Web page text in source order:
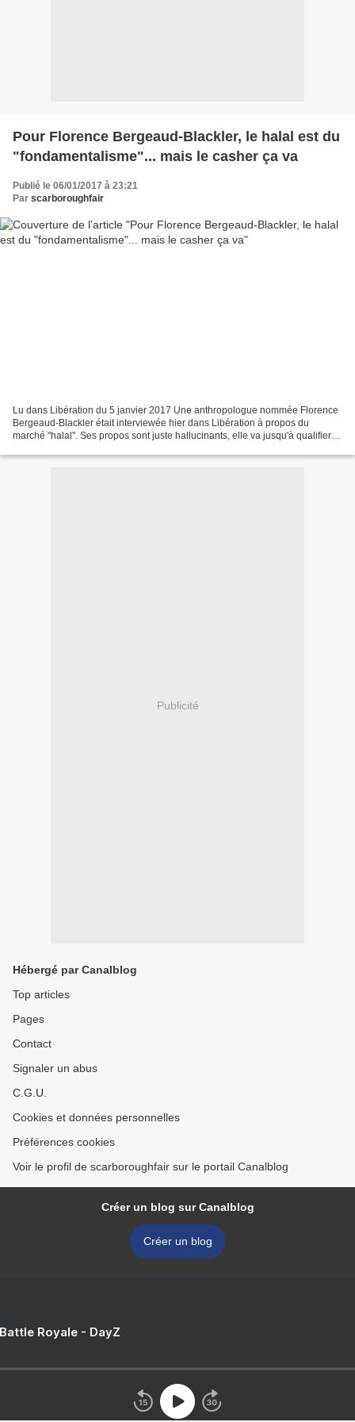
Pour Florence Bergeaud-Blackler, le halal est du
"fondamentalisme"... mais le casher ça va
Publié le 06/01/2017 à 23:21
Par scarboroughfair
Lu dans Libération du 5 janvier 2017 Une anthropologue nommée Florence
Bergeaud-Blackler était interviewée hier dans Libération à propos du
marché "halal". Ses propos sont juste hallucinants, elle va jusqu'à qualifier la
Publicité
Hébergé par Canalblog
Top articles
Pages
Contact
Signaler un abus
C.G.U.
Cookies et données personnelles
Préférences cookies
Voir le profil de scarboroughfair sur le portail Canalblog
Créer un blog sur Canalblog
Créer un blog
Royale - DayZ